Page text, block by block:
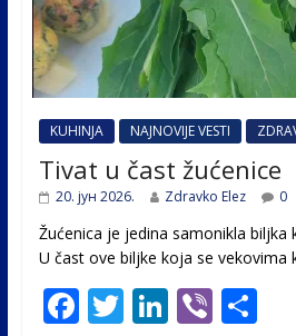
KUHINJA NAJNOVIJE VESTI
Tivat u čast žućenice
20. јун 2026. Zdravko Elez 0
Žućenica je jedina samonikla biljka
U čast ovе biljke koja se vekovima
F T Li Vi S